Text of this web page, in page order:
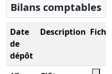
Bilans comptables
Date
de
dépôt
Description Fichier